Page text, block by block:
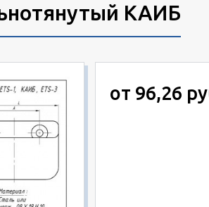
КАИБ
от 96,26